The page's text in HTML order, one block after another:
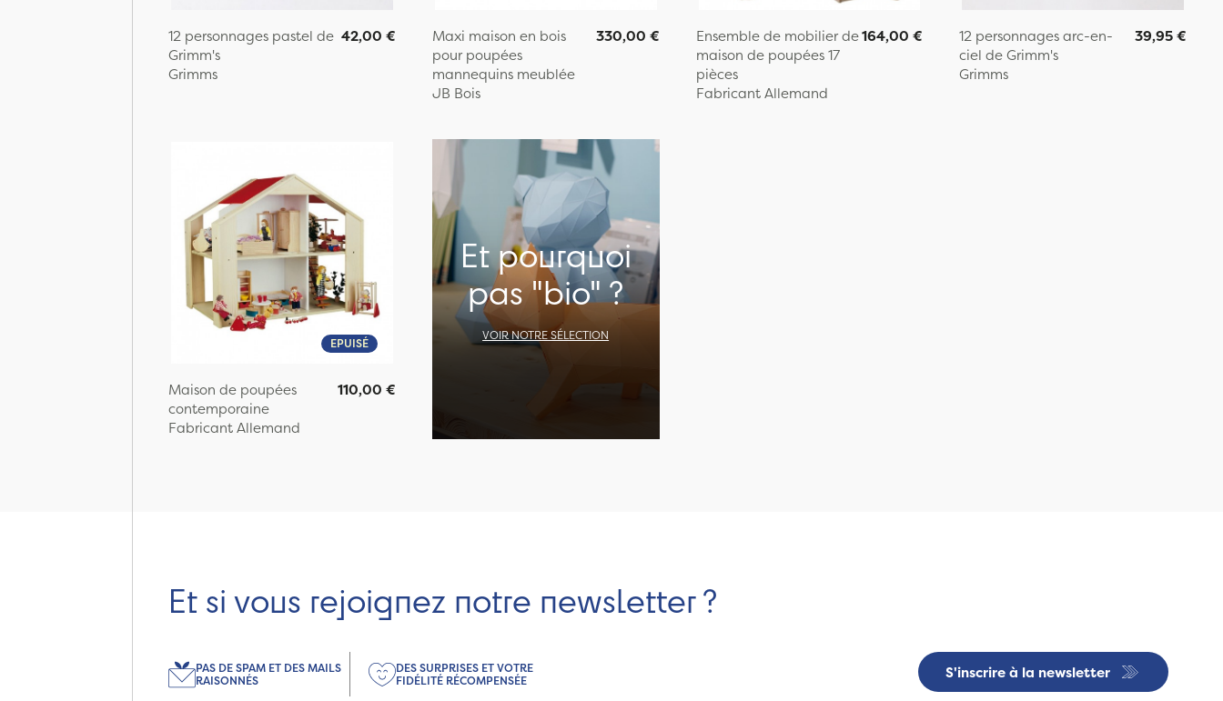
12 personnages pastel de
Grimm's
Grimms
42,00 €
Maxi maison en bois
pour poupées
mannequins meublée
JB Bois
330,00 €
Ensemble de mobilier de
maison de poupées 17
pièces
Fabricant Allemand
164,00 €
12 personnages arc-en-
ciel de Grimm's
Grimms
39,95 €
EPUISÉ
Maison de poupées
contemporaine
Fabricant Allemand
110,00 €
Et pourquoi
pas "bio" ?
VOIR NOTRE SÉLECTION
Et si vous rejoignez notre newsletter ?
S'inscrire à la newsletter
PAS DE SPAM ET DES MAILS
RAISONNÉS
DES SURPRISES ET VOTRE
FIDÉLITÉ RÉCOMPENSÉE